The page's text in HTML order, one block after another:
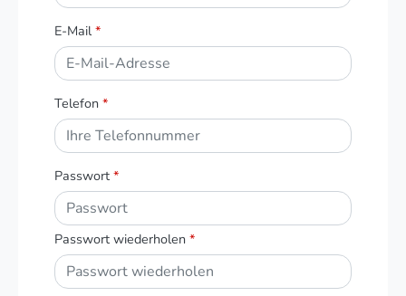
E-Mail *
Telefon *
Passwort *
Passwort wiederholen *